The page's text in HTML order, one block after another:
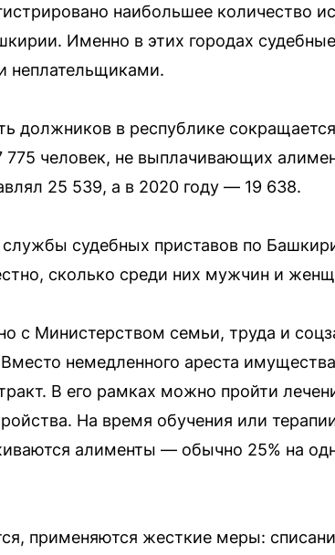
наибольшее количество
Именно в этих городах
неплательщиками.
должников в республике
775 человек, не выплачивающих
25 539, а в 2020 году — 19 638.
судебных приставов по
сколько среди них мужчин и
с Министерством семьи, труда и
немедленного ареста
В его рамках можно пройти
На время обучения или
алименты — обычно 25% на
применяются жесткие меры: